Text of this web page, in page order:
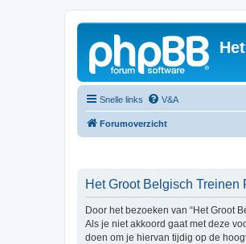
Snelle links V&A
Forumoverzicht
Het Groot Belgisch Treinen
Door het bezoeken van “Het Groot
Als je niet akkoord gaat met deze
doen om je hiervan tijdig op de